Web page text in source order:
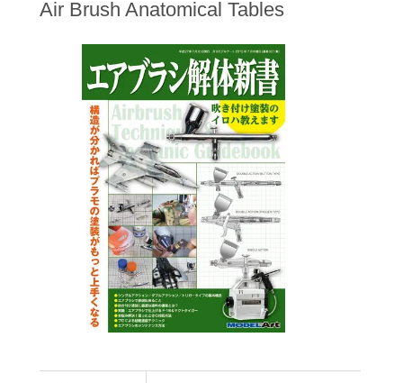
Air Brush Anatomical Tables